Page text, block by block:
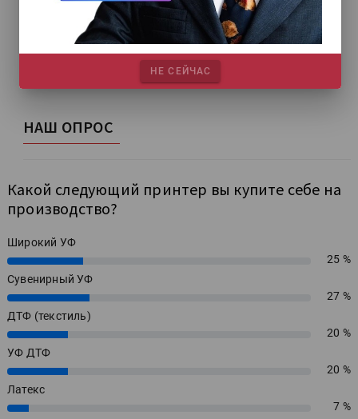
НАШ ОПРОС
Какой следующий принтер вы купите себе на
производство?
Широкий УФ
25%
25 %
Сувенирный УФ
27%
27 %
ДТФ (текстиль)
20%
20 %
УФ ДТФ
20%
20 %
Латекс
7%
7 %
НЕ СЕЙЧАС